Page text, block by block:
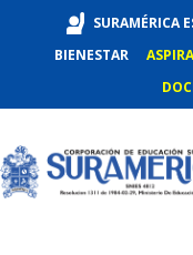
SURAMÉRICA
BIENESTAR